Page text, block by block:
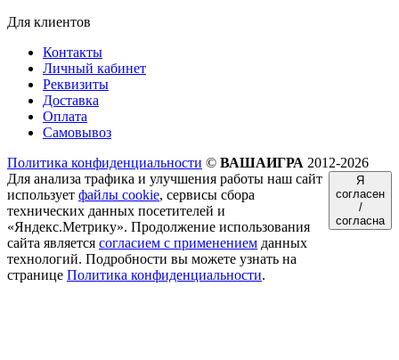
Для клиентов
Контакты
Личный кабинет
Реквизиты
Доставка
Оплата
Самовывоз
Политика конфиденциальности © ВАШАИГРА 2012-2026
Для анализа трафика и улучшения работы наш сайт
использует файлы cookie, сервисы сбора
технических данных посетителей и
«Яндекс.Метрику». Продолжение использования
сайта является согласием с применением данных
технологий. Подробности вы можете узнать на
странице Политика конфиденциальности.
Я
согласен
/
согласна